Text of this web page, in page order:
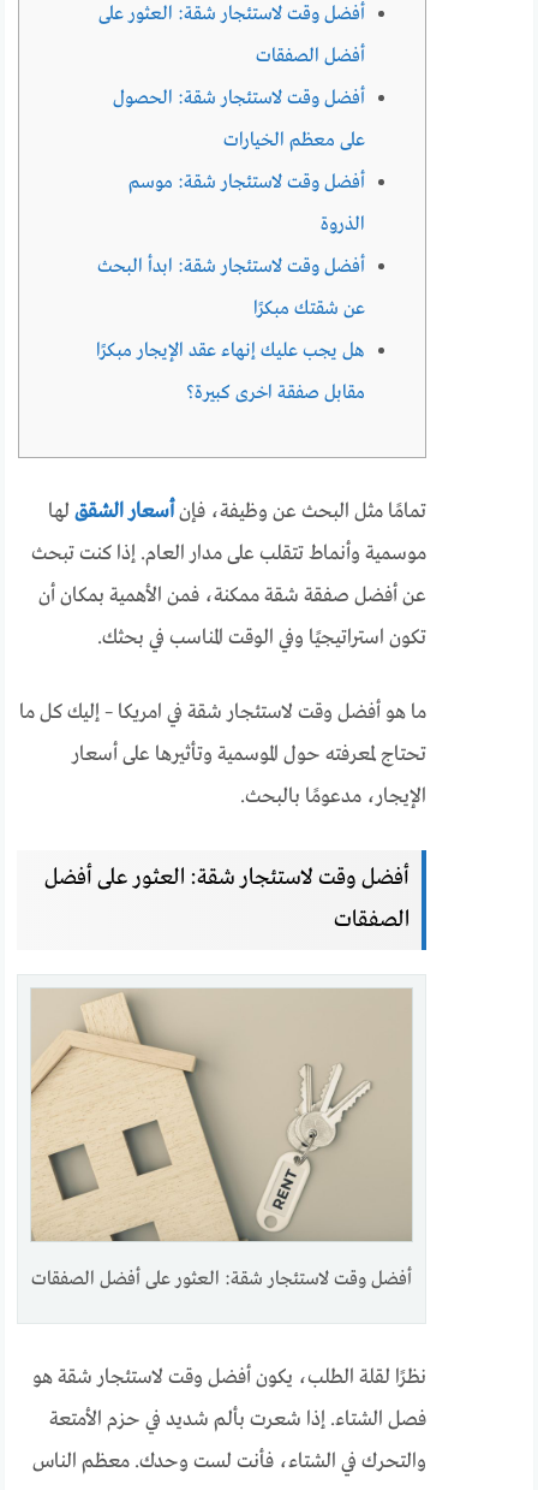
أفضل وقت لاستئجار شقة: العثور على
أفضل الصفقات
أفضل وقت لاستئجار شقة: الحصول
على معظم الخيارات
أفضل وقت لاستئجار شقة: موسم
الذروة
أفضل وقت لاستئجار شقة: ابدأ البحث
عن شقتك مبكرًا
هل يجب عليك إنهاء عقد الإيجار مبكرًا
مقابل صفقة اخرى كبيرة؟
تمامًا مثل البحث عن وظيفة، فإنأسعار الشققلها
موسمية وأنماط تتقلب على مدار العام. إذا كنت تبحث
عن أفضل صفقة شقة ممكنة، فمن الأهمية بمكان أن
تكون استراتيجيًا وفي الوقت المناسب في بحثك.
ما هو أفضل وقت لاستئجار شقة في امريكا – إليك كل ما
تحتاج لمعرفته حول الموسمية وتأثيرها على أسعار
الإيجار، مدعومًا بالبحث.
أفضل وقت لاستئجار شقة: العثور على أفضل
الصفقات
أفضل وقت لاستئجار شقة: العثور على أفضل الصفقات
نظرًا لقلة الطلب، يكون أفضل وقت لاستئجار شقة هو
فصل الشتاء. إذا شعرت بألم شديد في حزم الأمتعة
والتحرك في الشتاء، فأنت لست وحدك. معظم الناس